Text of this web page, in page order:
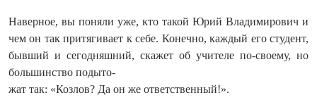
Наверное, вы поняли уже, кто такой Юрий Владимирович и
чем он так притягивает к себе. Конечно, каждый его студент,
бывший и сегодняшний, скажет об учителе по-своему, но
большинство подыто-
жат так: «Козлов? Да он же ответственный!».